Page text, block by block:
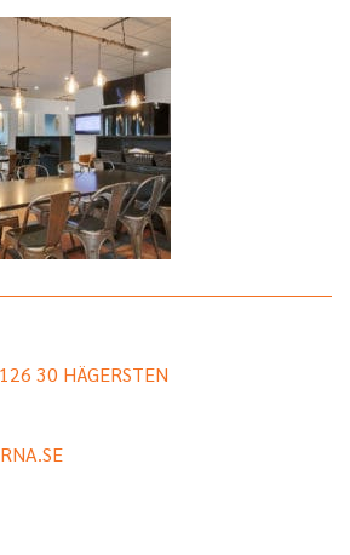
30 HÄGERSTEN